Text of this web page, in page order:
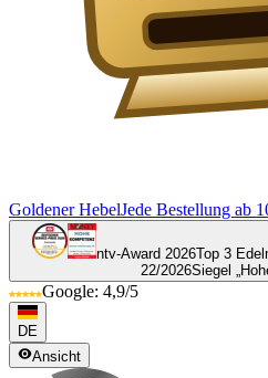
Goldener HebelJede Bestellung ab
ntv-Award 2026Top 3
22/2026Siegel
Google: 4,9/5
DE
Ansicht